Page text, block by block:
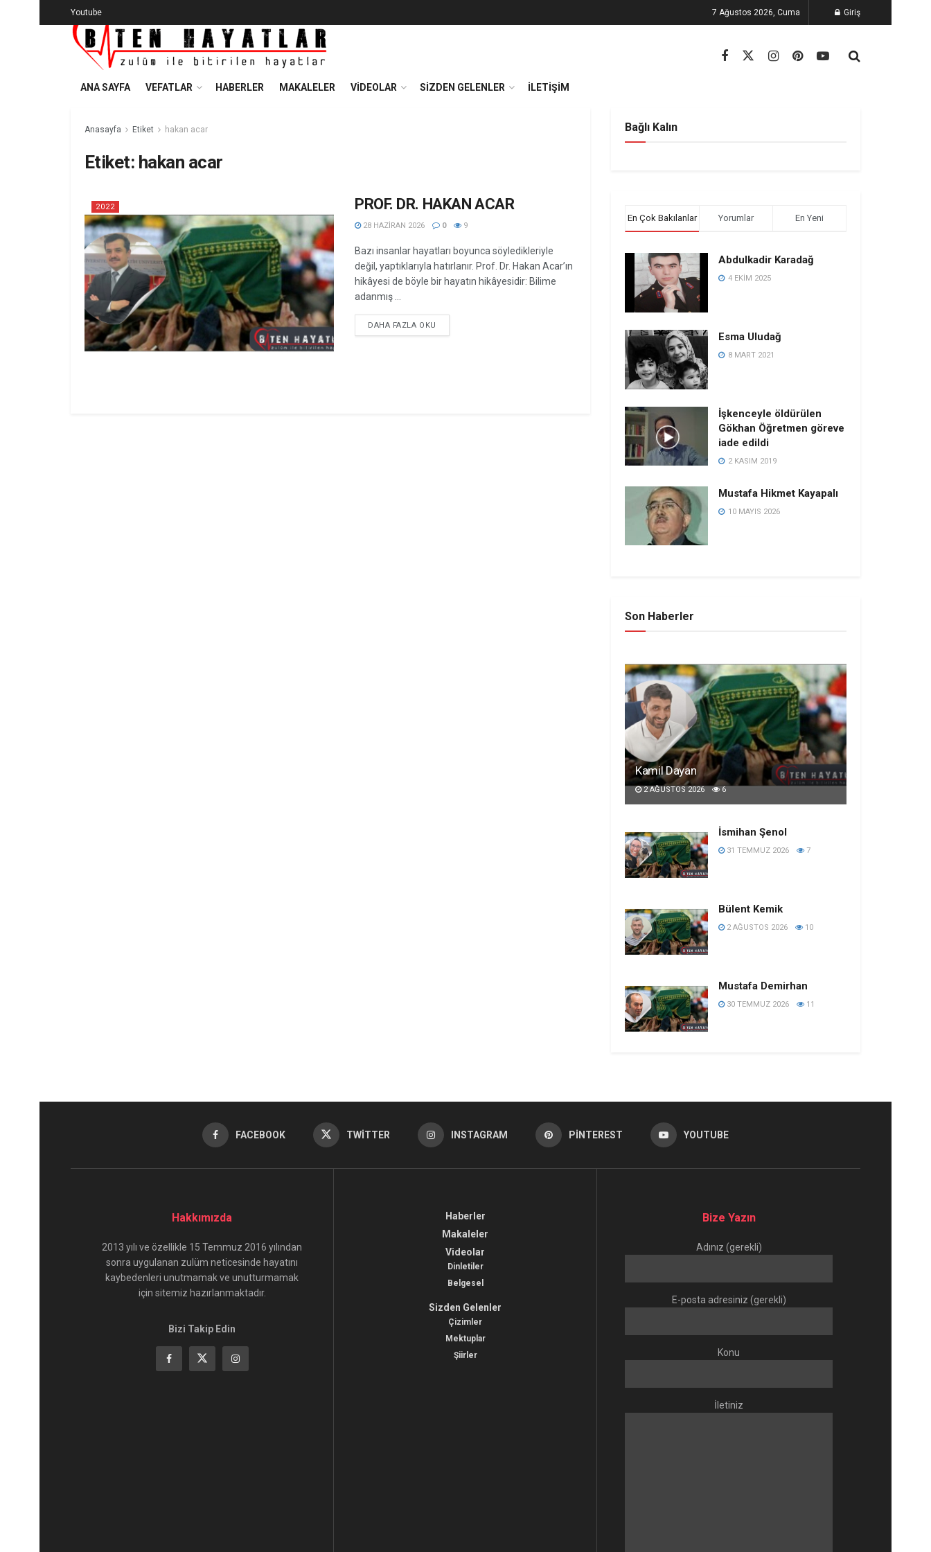
Youtube 7 Ağustos 2026, Cuma Giriş
ANA SAYFA VEFATLAR HABERLER MAKALELER VIDEOLAR SIZDEN GELENLER İLETIŞIM
Anasayfa Etiket hakan acar
Etiket: hakan acar
2022 PROF. DR. HAKAN ACAR
28 HAZIRAN 2026 0 9
Bazı insanlar hayatları boyunca söyledikleriyle
değil, yaptıklarıyla hatırlanır. Prof. Dr. Hakan Acar’ın
hikâyesi de böyle bir hayatın hikâyesidir: Bilime
adanmış ...
DAHA FAZLA OKU
Bağlı Kalın
En Çok Bakılanlar Yorumlar En Yeni
Abdulkadir Karadağ
4 EKIM 2025
Esma Uludağ
8 MART 2021
İşkenceyle öldürülen
Gökhan Öğretmen göreve
iade edildi
2 KASIM 2019
Mustafa Hikmet Kayapalı
10 MAYIS 2026
Son Haberler
Kamil Dayan
2 AĞUSTOS 2026 6
İsmihan Şenol
31 TEMMUZ 2026 7
Bülent Kemik
2 AĞUSTOS 2026 10
Mustafa Demirhan
30 TEMMUZ 2026 11
FACEBOOK TWITTER INSTAGRAM PINTEREST YOUTUBE
Hakkımızda
2013 yılı ve özellikle 15 Temmuz 2016 yılından
sonra uygulanan zulüm neticesinde hayatını
kaybedenleri unutmamak ve unutturmamak
için sitemiz hazırlanmaktadır.
Bizi Takip Edin
Haberler
Makaleler
Videolar
Dinletiler
Belgesel
Sizden Gelenler
Çizimler
Mektuplar
Şiirler
Bize Yazın
Adınız (gerekli)
E-posta adresiniz (gerekli)
Konu
İletiniz